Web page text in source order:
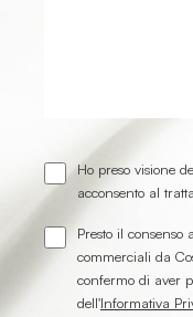
Ho preso visione
acconsento al
Presto il consenso
commerciali da
confermo di aver
dell'Informativa